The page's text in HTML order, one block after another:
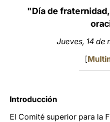
"Día de
Jueves, 14 de
[
Introducción
El Comité superior para la